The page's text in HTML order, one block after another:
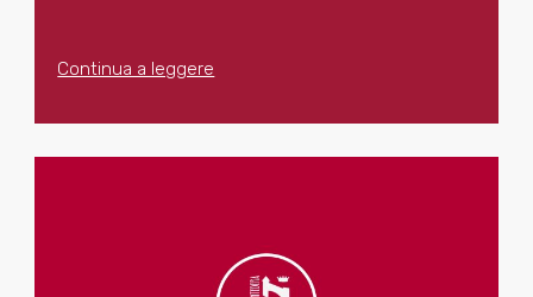
Continua a leggere